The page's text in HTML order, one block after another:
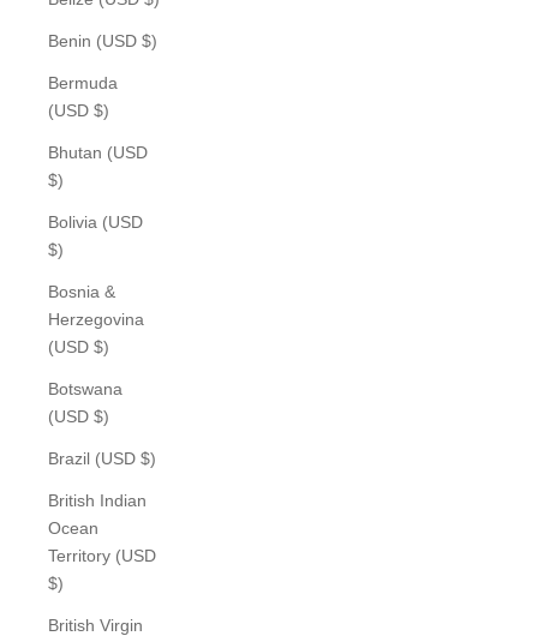
Benin (USD $)
Bermuda
(USD $)
Bhutan (USD
$)
Bolivia (USD
$)
Bosnia &
Herzegovina
(USD $)
Botswana
(USD $)
Brazil (USD $)
British Indian
Ocean
Territory (USD
$)
British Virgin